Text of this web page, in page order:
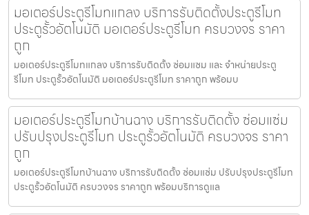
มอเตอร์ประตูรีโมทแกลง บริการรับติดตั้งประตูรีโมท
ประตูรั้วอัตโนมัติ มอเตอร์ประตูรีโมท ครบวงจร ราคา
ถูก
มอเตอร์ประตูรีโมทแกลง บริการรับติดตั้ง ซ่อมแซม และ จำหน่ายประตู
รีโมท ประตูรั้วอัตโนมัติ มอเตอร์ประตูรีโมท ราคาถูก พร้อมบ
มอเตอร์ประตูรีโมทบ้านฉาง บริการรับติดตั้ง ซ่อมแซ่ม
ปรับปรุงประตูรีโมท ประตูรั้วอัตโนมัติ ครบวงจร ราคา
ถูก
มอเตอร์ประตูรีโมทบ้านฉาง บริการรับติดตั้ง ซ่อมแซ่ม ปรับปรุงประตูรีโมท
ประตูรั้วอัตโนมัติ ครบวงจร ราคาถูก พร้อมบริการดูแล